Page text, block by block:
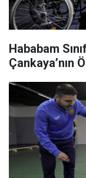
Hababam
Çankaya’nın